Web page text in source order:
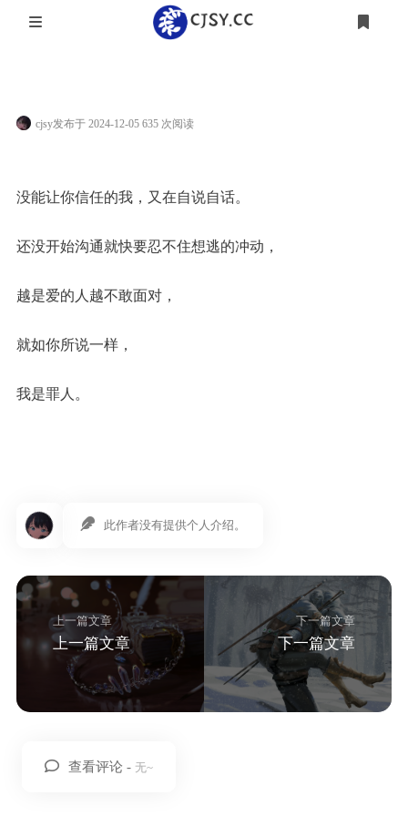
技术 💻
日常 👒
🎯 清单
番剧 🍨
影视 🎬
🍻 友人帐
cjsy发布于 2024-12-05 635 次阅读
没能让你信任的我，又在自说自话。
还没开始沟通就快要忍不住想逃的冲动，
越是爱的人越不敢面对，
就如你所说一样，
我是罪人。
此作者没有提供个人介绍。
上一篇文章
上一篇文章
下一篇文章
下一篇文章
查看评论 - 无~